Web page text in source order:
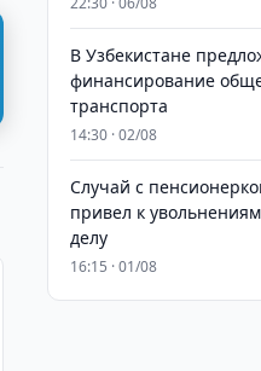
В Узбекистане
финансирование
транспорта
14:30 · 02/08
Случай с
привел к
делу
16:15 · 01/08